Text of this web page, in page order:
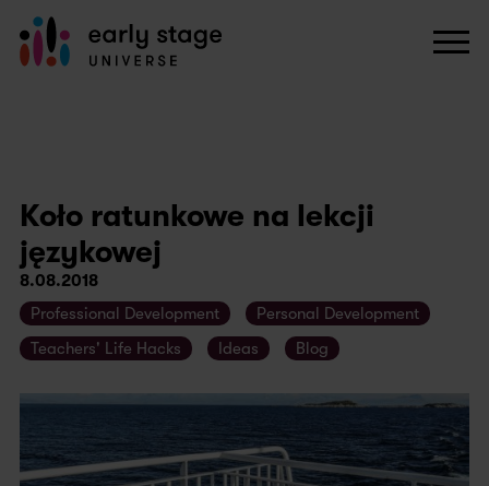
Koło ratunkowe na lekcji
językowej
8.08.2018
Professional Development
Personal Development
Teachers' Life Hacks
Ideas Blog